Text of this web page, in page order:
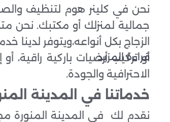
نحن في كلينر هوم لتنظيف
جمالية لمنزلك أو مكتبك. نحن
الزجاج بكل أنواعه،ويتوفر
أو تركيب أرضيات باركية
الاحترافية والجودة.
خدماتنا في المدينة
نقدم لك في المدينة المنورة
قراءة المزيد